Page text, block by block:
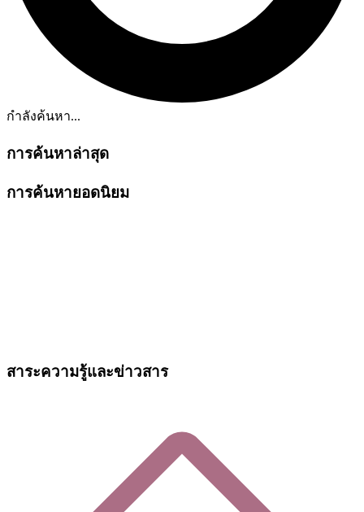
กำลังค้นหา...
การค้นหาล่าสุด
การค้นหายอดนิยม
สาระความรู้และข่าวสาร